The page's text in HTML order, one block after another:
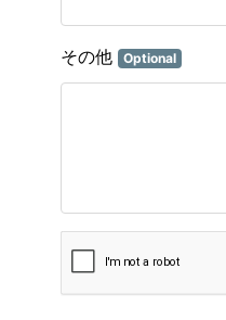
その他 Optional